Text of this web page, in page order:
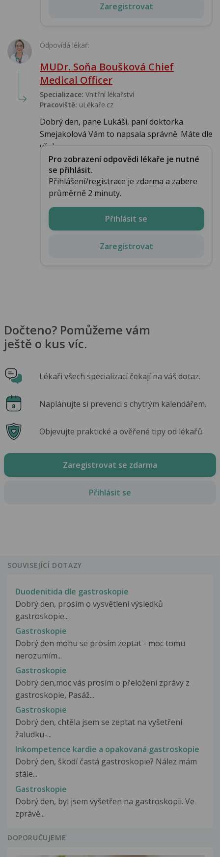
Zaregistrovat
Odpovídá lékař:
MUDr. Soňa Boušková Chief
Medical Officer
Specializace: Vnitřní lékařství
Pracoviště: uLékaře.cz
Dobrý den, pane Lukáši, paní doktorka
Smejakolová Vám to napsala správně. Máte dle
všeho n...
Pro zobrazení odpovědi lékaře je nutné
se přihlásit.
Přihlášení/registrace je zdarma a zabere
průměrně 2 minuty.
Přihlásit se
Zaregistrovat
Dočteno? Pomůžeme vám
ještě o kus víc.
Lékaři všech specializací čekají na váš dotaz.
Naplánujte si prevenci s chytrým kalendářem.
Objevujte praktické a ověřené tipy od lékařů.
Zaregistrovat se zdarma
Přihlásit se
SOUVISEJÍCÍ DOTAZY
Duodenitida dle gastroskopie
Dobrý den, prosím o vysvětlení výsledků
gastroskopie...
Gastroskopie
Dobrý den mohu se prosím zeptat - moc tomu
nerozumím...
Gastroskopie
Dobrý den,moc vás prosím o přeložení zprávy z
gastroskopie, Pasáž...
Gastroskopie
Dobrý den, chtěla jsem se zeptat na vyšetření
žaludku-...
Inkompetence kardie a opakovaná gastroskopie
Dobrý den, škodí častá gastroskopie? Nález mám
stále...
Gastroskopie
Dobrý den, byl jsem vyšetřen na gastroskopii. Ve
zprávě...
DOPORUČUJEME